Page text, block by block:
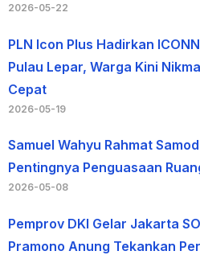
2026-05-22
PLN Icon Plus Hadirkan
Pulau Lepar, Warga Kini
Cepat
2026-05-19
Samuel Wahyu Rahmat
Pentingnya Penguasaan
2026-05-08
Pemprov DKI Gelar Jakarta
Pramono Anung Tekankan